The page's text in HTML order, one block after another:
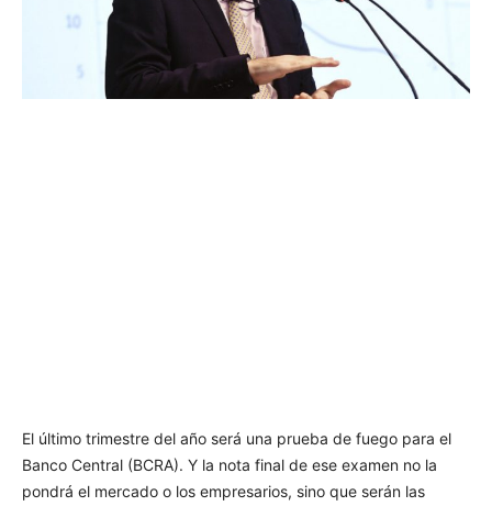
El último trimestre del año será una prueba de fuego para el
Banco Central (BCRA). Y la nota final de ese examen no la
pondrá el mercado o los empresarios, sino que serán las